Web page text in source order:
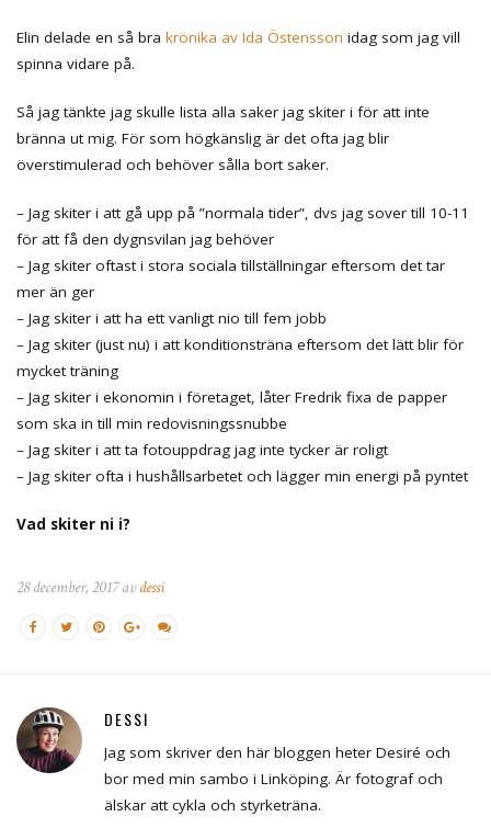
Elin delade en så bra krönika av Ida Östensson idag som jag vill
spinna vidare på.
Så jag tänkte jag skulle lista alla saker jag skiter i för att inte
bränna ut mig. För som högkänslig är det ofta jag blir
överstimulerad och behöver sålla bort saker.
– Jag skiter i att gå upp på ”normala tider”, dvs jag sover till 10-11
för att få den dygnsvilan jag behöver
– Jag skiter oftast i stora sociala tillställningar eftersom det tar
mer än ger
– Jag skiter i att ha ett vanligt nio till fem jobb
– Jag skiter (just nu) i att konditionsträna eftersom det lätt blir för
mycket träning
– Jag skiter i ekonomin i företaget, låter Fredrik fixa de papper
som ska in till min redovisningssnubbe
– Jag skiter i att ta fotouppdrag jag inte tycker är roligt
– Jag skiter ofta i hushållsarbetet och lägger min energi på pyntet
Vad skiter ni i?
28 december, 2017 avdessi
DESSI
Jag som skriver den här bloggen heter Desiré och
bor med min sambo i Linköping. Är fotograf och
älskar att cykla och styrketräna.